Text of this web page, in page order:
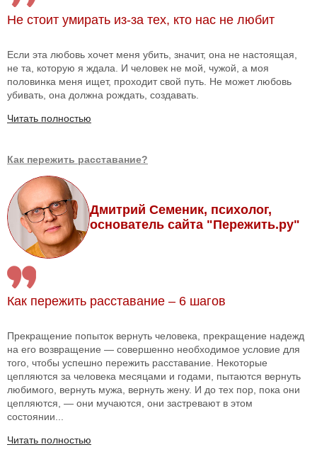
Не стоит умирать из-за тех, кто нас не любит
Если эта любовь хочет меня убить, значит, она не настоящая,
не та, которую я ждала. И человек не мой, чужой, а моя
половинка меня ищет, проходит свой путь. Не может любовь
убивать, она должна рождать, создавать.
Читать полностью
Как пережить расставание?
Дмитрий Семеник, психолог,
основатель сайта "Пережить.ру"
Как пережить расставание – 6 шагов
Прекращение попыток вернуть человека, прекращение надежд
на его возвращение — совершенно необходимое условие для
того, чтобы успешно пережить расставание. Некоторые
цепляются за человека месяцами и годами, пытаются вернуть
любимого, вернуть мужа, вернуть жену. И до тех пор, пока они
цепляются, — они мучаются, они застревают в этом
состоянии...
Читать полностью